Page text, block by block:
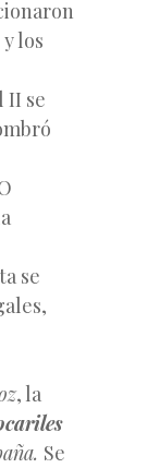
los
II se
se
, la
Se